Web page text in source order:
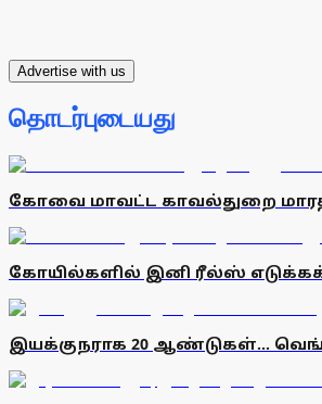
Advertise with us
தொடர்புடையது
கோவை மாவட்ட காவல்துறை
கோயில்களில் இனி ரீல்ஸ்
இயக்குநராக 20 ஆண்டுகள்...